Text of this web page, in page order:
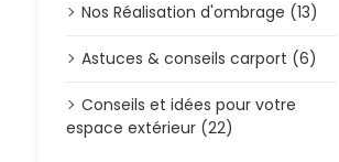
Nos Réalisation d'ombrage (13)
Astuces & conseils carport (6)
Conseils et idées pour votre
espace extérieur (22)